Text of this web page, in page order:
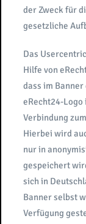
der Zweck für
gesetzliche
Das
Hilfe von
dass im Banner
eRecht24-
Verbindung
Hierbei wird
nur in
gespeichert
sich in
Banner selbst
Verfügung